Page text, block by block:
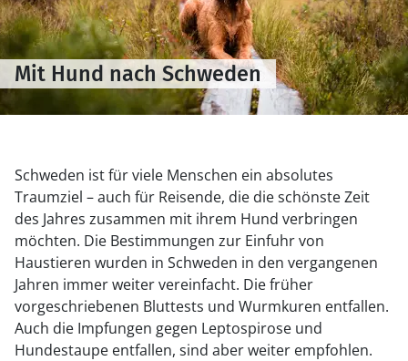
Mit Hund nach Schweden
Schweden ist für viele Menschen ein absolutes
Traumziel – auch für Reisende, die die schönste Zeit
des Jahres zusammen mit ihrem Hund verbringen
möchten. Die Bestimmungen zur Einfuhr von
Haustieren wurden in Schweden in den vergangenen
Jahren immer weiter vereinfacht. Die früher
vorgeschriebenen Bluttests und Wurmkuren entfallen.
Auch die Impfungen gegen Leptospirose und
Hundestaupe entfallen, sind aber weiter empfohlen.